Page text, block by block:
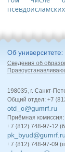
Об университете
Сведения об
198035, г. Санкт-
Общий отдел: +7
otd_o@gumrf.ru
Приёмная комиссия:
+7 (812) 748-97-12
pk_byud@gumrf.ru
+7 (812) 748-97-09